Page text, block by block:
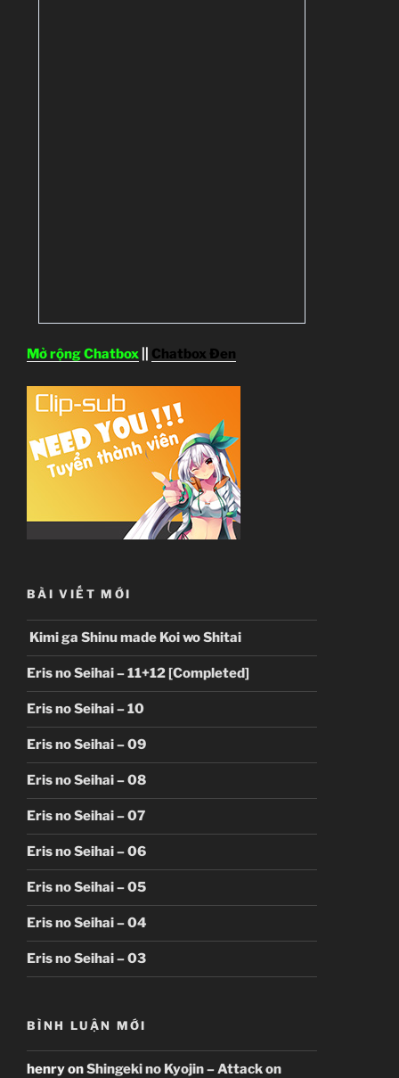
Mở rộng Chatbox Chatbox Đen
BÀI VIẾT MỚI
Kimi ga Shinu made Koi wo Shitai
Eris no Seihai – 11+12 [Completed]
Eris no Seihai – 10
Eris no Seihai – 09
Eris no Seihai – 08
Eris no Seihai – 07
Eris no Seihai – 06
Eris no Seihai – 05
Eris no Seihai – 04
Eris no Seihai – 03
BÌNH LUẬN MỚI
henryonShingeki no Kyojin – Attack on